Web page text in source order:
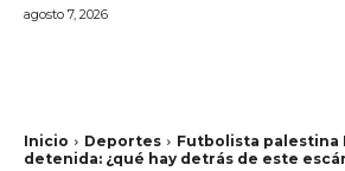
agosto 7, 2026